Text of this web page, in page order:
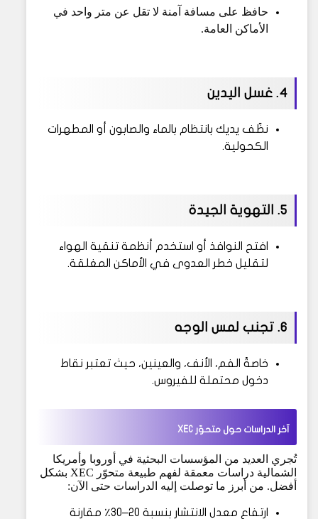
حافظ على مسافة آمنة لا تقل عن متر واحد في
الأماكن العامة.
4. غسل اليدين
نظّف يديك بانتظام بالماء والصابون أو المطهرات
الكحولية.
5. التهوية الجيدة
افتح النوافذ أو استخدم أنظمة تنقية الهواء
لتقليل خطر العدوى في الأماكن المغلقة.
6. تجنب لمس الوجه
خاصةً الفم، الأنف، والعينين، حيث تعتبر نقاط
دخول محتملة للفيروس.
آخر الدراسات حول متحوّر XEC
تُجري العديد من المؤسسات البحثية في أوروبا وأمريكا
الشمالية دراسات معمقة لفهم طبيعة متحوّر XEC بشكل
أفضل. من أبرز ما توصلت إليه الدراسات حتى الآن:
ارتفاع معدل الانتشار بنسبة 20–30٪ مقارنة